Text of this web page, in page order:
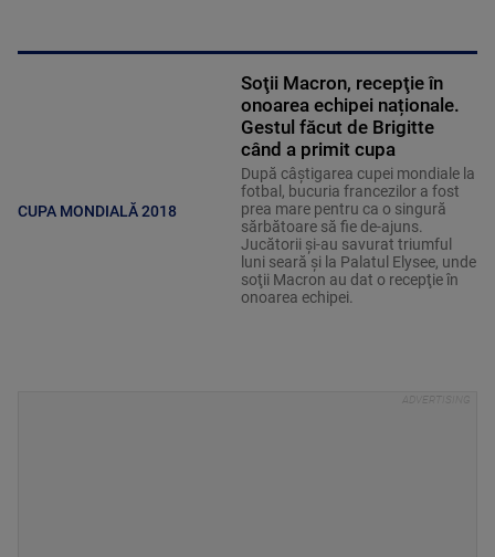
CUPA MONDIALĂ 2018
Soţii Macron, recepţie în
onoarea echipei naționale.
Gestul făcut de Brigitte
când a primit cupa
După câştigarea cupei mondiale la
fotbal, bucuria francezilor a fost
prea mare pentru ca o singură
sărbătoare să fie de-ajuns.
Jucătorii şi-au savurat triumful
luni seară şi la Palatul Elysee, unde
soţii Macron au dat o recepţie în
onoarea echipei.